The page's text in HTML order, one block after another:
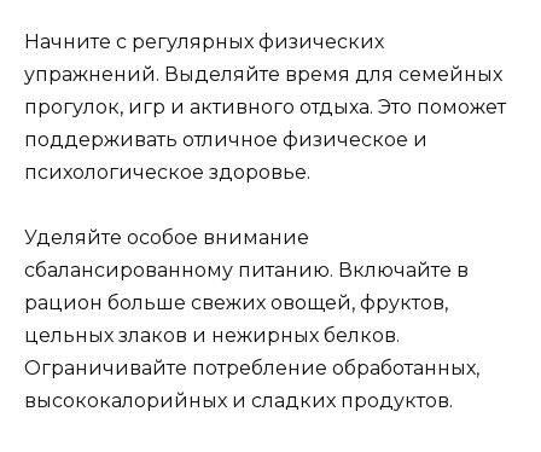
Начните с регулярных физических
упражнений. Выделяйте время для семейных
прогулок, игр и активного отдыха. Это поможет
поддерживать отличное физическое и
психологическое здоровье.
Уделяйте особое внимание
сбалансированному питанию. Включайте в
рацион больше свежих овощей, фруктов,
цельных злаков и нежирных белков.
Ограничивайте потребление обработанных,
высококалорийных и сладких продуктов.